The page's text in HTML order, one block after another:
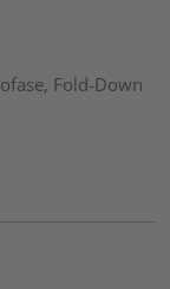
Fold-Down